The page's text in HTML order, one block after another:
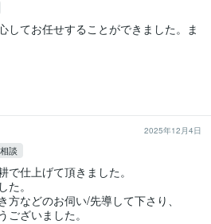
してお任せすることができました。ま
2025年12月4日
談
で仕上げて頂きました。
。
方などのお伺い/先導して下さり、
ざいました。